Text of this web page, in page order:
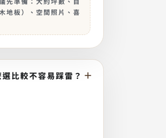
先準備：大約坪數、目
地板）、空間照片、喜
比較不容易踩雷？